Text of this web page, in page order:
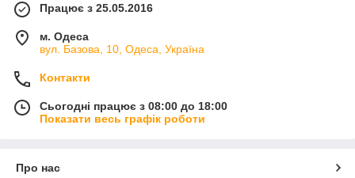
Працює з 25.05.2016
м. Одеса
вул. Базова, 10, Одеса, Україна
Контакти
Сьогодні працює з 08:00 до 18:00
Показати весь графік роботи
Про нас